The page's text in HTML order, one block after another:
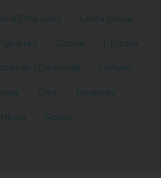
d'Empúries Costa Brava
Girona L'Escala
de l'Empordà Llafranc
Olot Peralada
Roses